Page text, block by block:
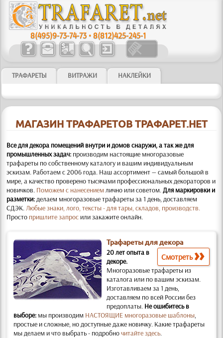
8(495)9-73-74-73 •8(812)425-245-1
ТРАФАРЕТЫ ВИТРАЖИ НАКЛЕЙКИ
МАГАЗИН ТРАФАРЕТОВ ТРАФАРЕТ.НЕТ
Все для декора помещений внутри и домов снаружи, а так же для
промышленных задач: производим настоящие многоразовые
трафареты по собственному каталогу и вашим индивидуальным
эскизам. Работаем с 2006 года. Наш ассортимент — самый большой в
мире, а качество проверено тысячами профессиональных декораторов и
новичков. Поможем с нанесением лично или советом.Для маркировки и
разметки:делаем многоразовые трафареты за 1 день, доставляем
СДЭК.Любые знаки, лого, тексты - для тары, складов, производств.
Просто пришлите запрос или закажите онлайн.
Трафареты для декора
Смотреть
20 лет опыта в
декоре.
Многоразовые трафареты из
каталога или по вашим эскизам.
Изготавливаем за 1 день,
доставляем по всей России без
предоплаты. Не ошибитесь в
выборе: мы производим НАСТОЯЩИЕ многоразовые шаблоны,
простые и слож­ные, но доступные даже новичку. Какие трафареты
мы делаем и что выбрать - подробночитайте здесь.